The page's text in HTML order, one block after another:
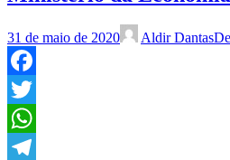
31 de maio de 2020 Aldir Dantas
Facebook
Twitter
WhatsApp